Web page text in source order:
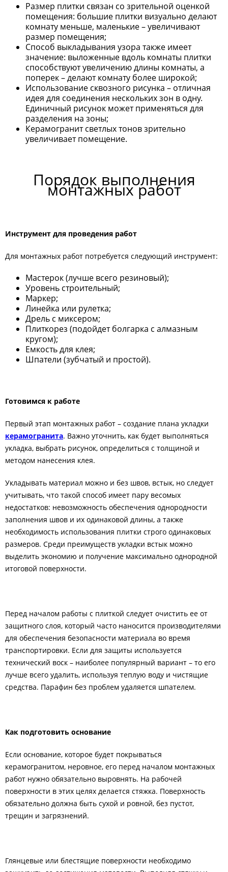
Размер плитки связан со зрительной оценкой
помещения: большие плитки визуально делают
комнату меньше, маленькие – увеличивают
размер помещения;
Способ выкладывания узора также имеет
значение: выложенные вдоль комнаты плитки
способствуют увеличению длины комнаты, а
поперек – делают комнату более широкой;
Использование сквозного рисунка – отличная
идея для соединения нескольких зон в одну.
Единичный рисунок может применяться для
разделения на зоны;
Керамогранит светлых тонов зрительно
увеличивает помещение.
Порядок выполнения
монтажных работ
Инструмент для проведения работ
Для монтажных работ потребуется следующий инструмент:
Мастерок (лучше всего резиновый);
Уровень строительный;
Маркер;
Линейка или рулетка;
Дрель с миксером;
Плиткорез (подойдет болгарка с алмазным
кругом);
Емкость для клея;
Шпатели (зубчатый и простой).
Готовимся к работе
Первый этап монтажных работ – создание плана укладки
керамогранита. Важно уточнить, как будет выполняться
укладка, выбрать рисунок, определиться с толщиной и
методом нанесения клея.
Укладывать материал можно и без швов, встык, но следует
учитывать, что такой способ имеет пару весомых
недостатков: невозможность обеспечения однородности
заполнения швов и их одинаковой длины, а также
необходимость использования плитки строго одинаковых
размеров. Среди преимуществ укладки встык можно
выделить экономию и получение максимально однородной
итоговой поверхности.
Перед началом работы с плиткой следует очистить ее от
защитного слоя, который часто наносится производителями
для обеспечения безопасности материала во время
транспортировки. Если для защиты используется
технический воск – наиболее популярный вариант – то его
лучше всего удалить, используя теплую воду и чистящие
средства. Парафин без проблем удаляется шпателем.
Как подготовить основание
Если основание, которое будет покрываться
керамогранитом, неровное, его перед началом монтажных
работ нужно обязательно выровнять. На рабочей
поверхности в этих целях делается стяжка. Поверхность
обязательно должна быть сухой и ровной, без пустот,
трещин и загрязнений.
Глянцевые или блестящие поверхности необходимо